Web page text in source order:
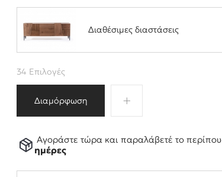
Διαθέσιμες διαστάσεις
Διαμόρφωση
34 Επιλογές
Αγοράστε τώρα και παραλάβετέ το περίπου
ημέρες